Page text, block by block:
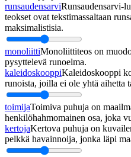
runsaudensarviRunsaudensarvi-
teokset ovat tekstimassaltaan
maksimalistisia.
monoliittiMonoliittiteos on
pysyttelevä runoelma.
kaleidoskooppiKaleidoskooppi
runoista, joilla ei ole yhtä aihetta
toimijaToimiva puhuja on
henkilöhahmomainen osa, joka
kertojaKertova puhuja on
pelkkä havainnoija, jonka läpi